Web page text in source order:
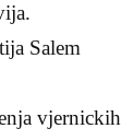
Salem
vjernickih